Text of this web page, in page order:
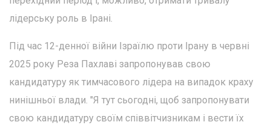
лідерську роль в Ірані.
Під час 12-денної війни Ізраїлю проти Ірану в червні
2025 року Реза Пахлаві запропонував свою
кандидатуру як тимчасового лідера на випадок краху
нинішньої влади. "Я тут сьогодні, щоб запропонувати
свою кандидатуру своїм співвітчизникам і вести їх